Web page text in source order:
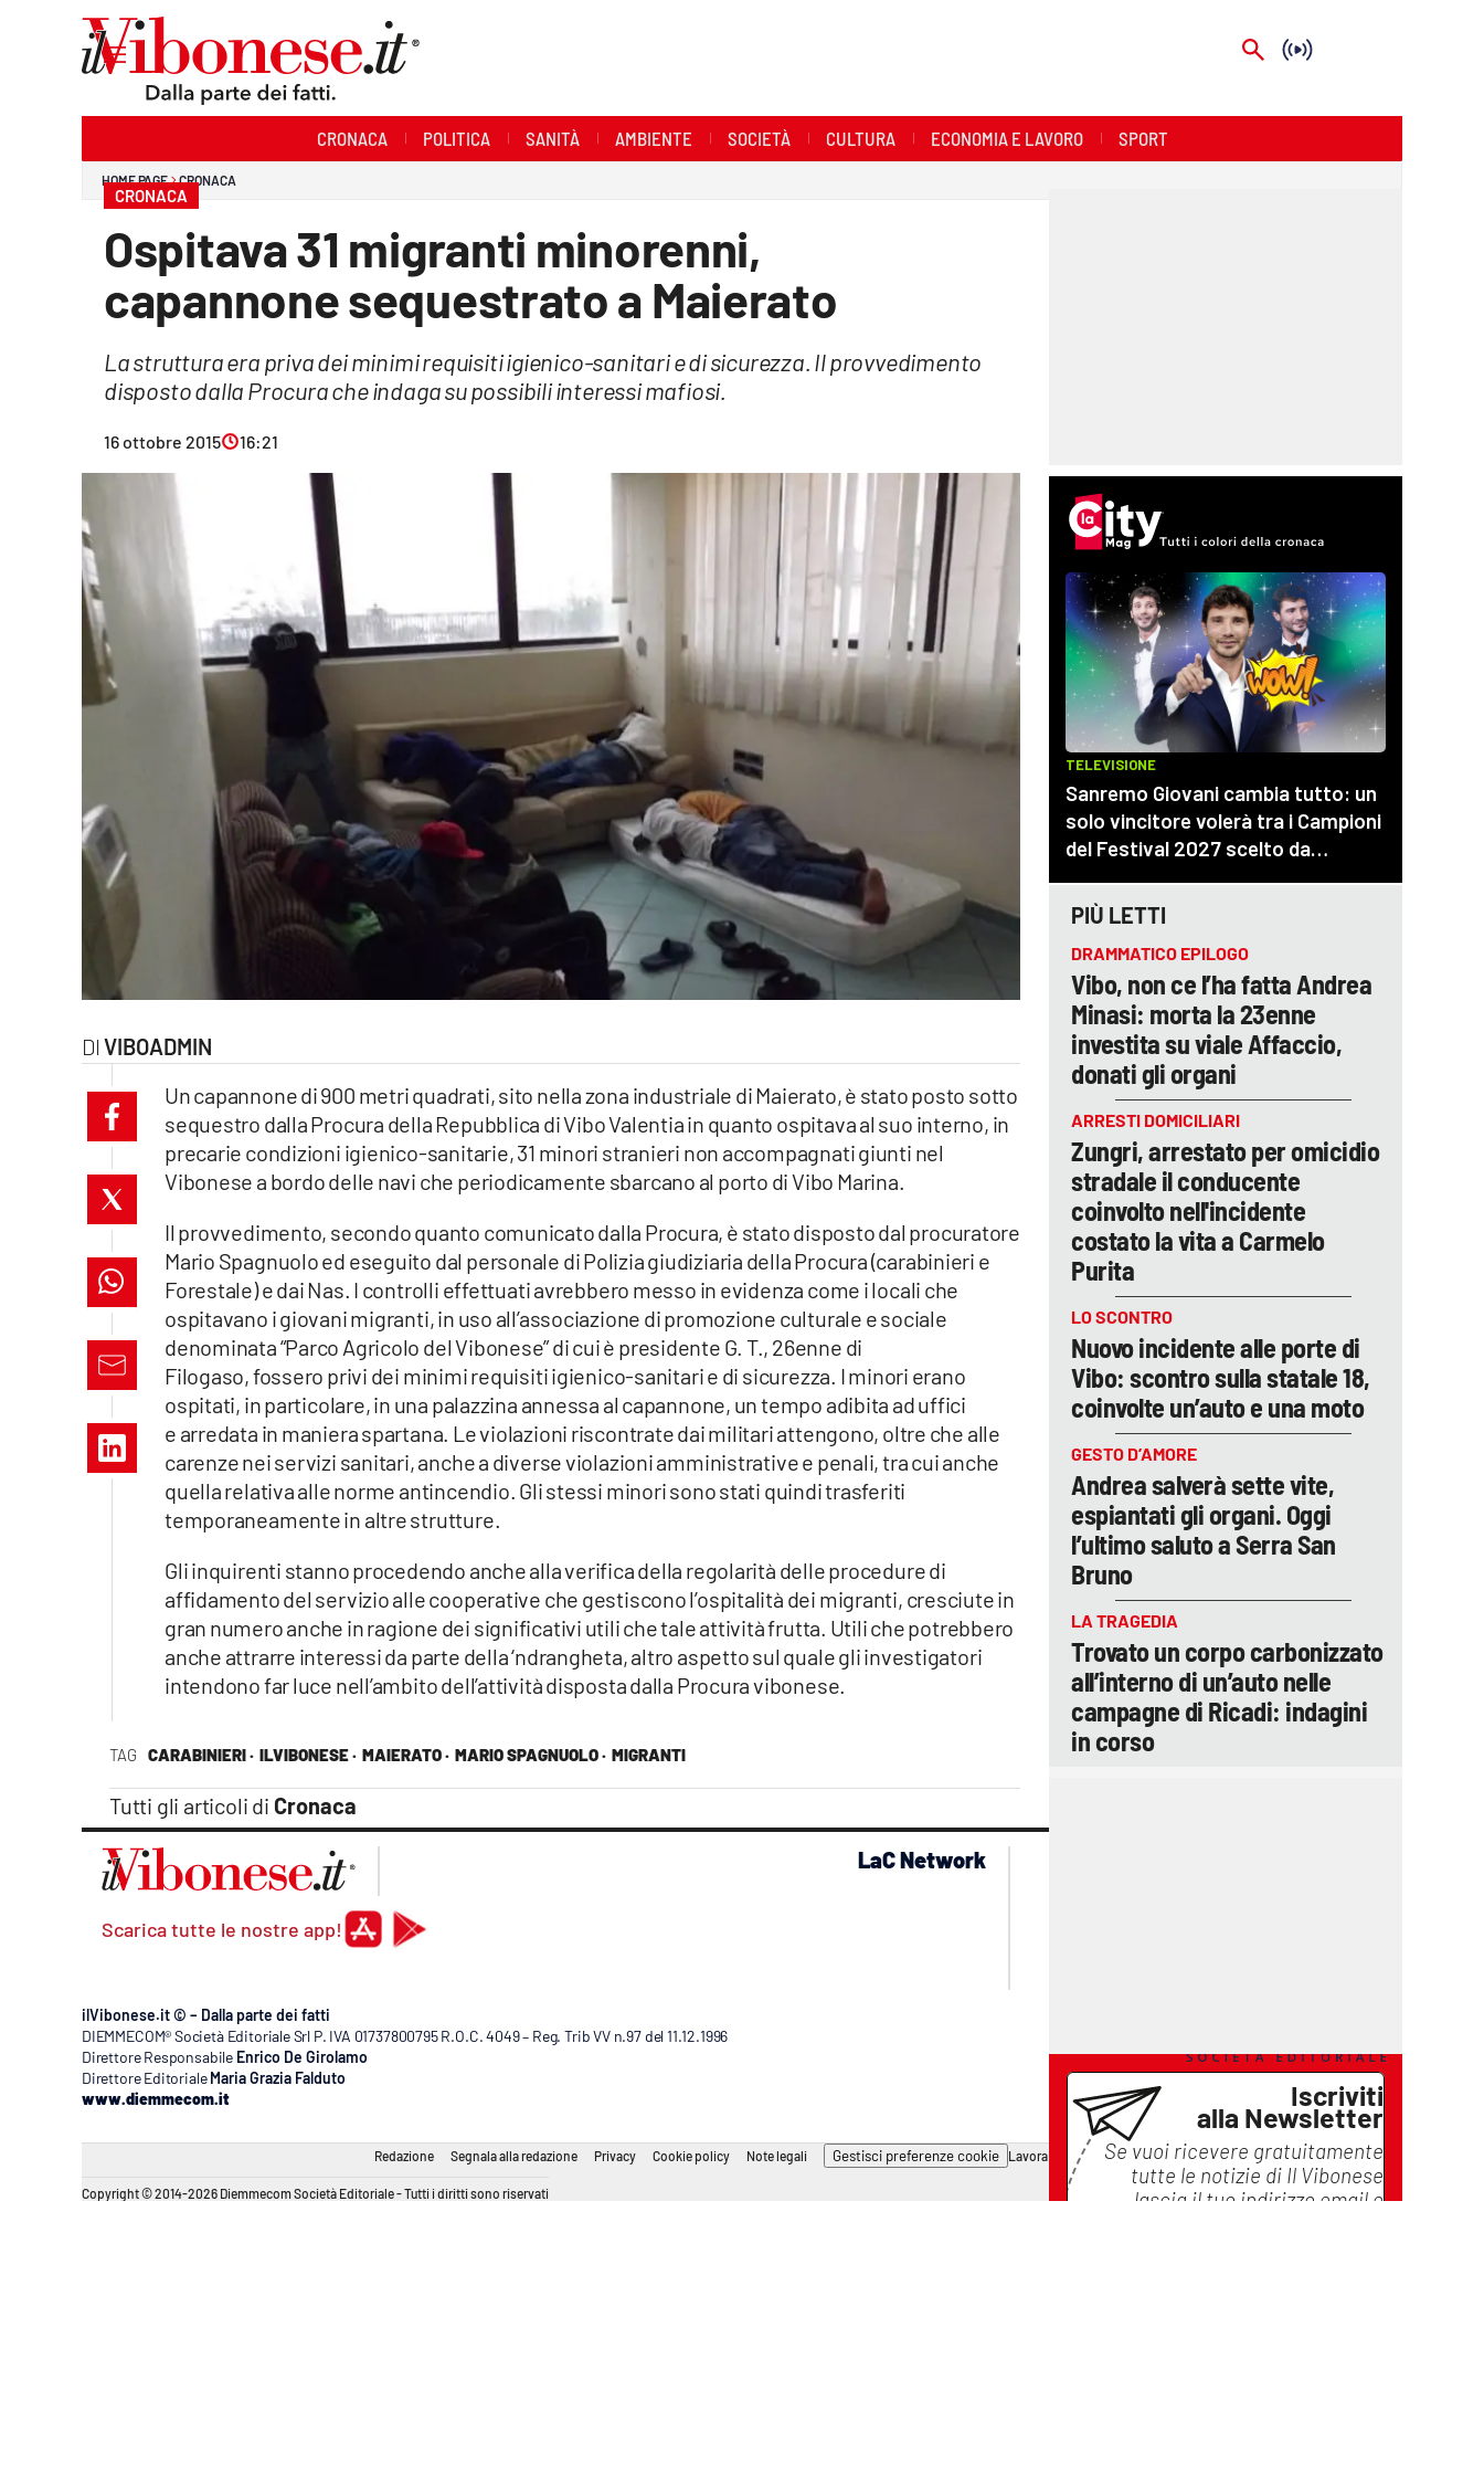
Streaming
lacitymag.it
cosenzachannel.it
ilvibonese.it
catanzarochannel.it
lacapitalenews.it
CRONACA POLITICA SANITÀ AMBIENTE SOCIETÀ CULTURA ECONOMIA E LAVORO SPORT
HOME PAGE CRONACA
CRONACA
Ospitava 31 migranti minorenni,
capannone sequestrato a Maierato
La struttura era priva dei minimi requisiti igienico-sanitari e di sicurezza. Il provvedimento
disposto dalla Procura che indaga su possibili interessi mafiosi.
16 ottobre 2015 16:21
VIBOADMIN
TAG CARABINIERI · ILVIBONESE · MAIERATO · MARIO SPAGNUOLO · MIGRANTI
Tutti gli articoli di Cronaca
Un capannone di 900 metri quadrati, sito nella zona industriale di Maierato, è stato posto sotto
sequestro dalla Procura della Repubblica di Vibo Valentia in quanto ospitava al suo interno, in
precarie condizioni igienico-sanitarie, 31 minori stranieri non accompagnati giunti nel
Vibonese a bordo delle navi che periodicamente sbarcano al porto di Vibo Marina.
Il provvedimento, secondo quanto comunicato dalla Procura, è stato disposto dal procuratore
Mario Spagnuolo ed eseguito dal personale di Polizia giudiziaria della Procura (carabinieri e
Forestale) e dai Nas. I controlli effettuati avrebbero messo in evidenza come i locali che
ospitavano i giovani migranti, in uso all’associazione di promozione culturale e sociale
denominata “Parco Agricolo del Vibonese” di cui è presidente G. T., 26enne di
Filogaso, fossero privi dei minimi requisiti igienico-sanitari e di sicurezza. I minori erano
ospitati, in particolare, in una palazzina annessa al capannone, un tempo adibita ad uffici
e arredata in maniera spartana. Le violazioni riscontrate dai militari attengono, oltre che alle
carenze nei servizi sanitari, anche a diverse violazioni amministrative e penali, tra cui anche
quella relativa alle norme antincendio. Gli stessi minori sono stati quindi trasferiti
temporaneamente in altre strutture.
Gli inquirenti stanno procedendo anche alla verifica della regolarità delle procedure di
affidamento del servizio alle cooperative che gestiscono l’ospitalità dei migranti, cresciute in
gran numero anche in ragione dei significativi utili che tale attività frutta. Utili che potrebbero
anche attrarre interessi da parte della ‘ndrangheta, altro aspetto sul quale gli investigatori
intendono far luce nell’ambito dell’attività disposta dalla Procura vibonese.
PIÙ LETTI
DRAMMATICO EPILOGO
Vibo, non ce l’ha fatta Andrea
Minasi: morta la 23enne
investita su viale Affaccio,
donati gli organi
ARRESTI DOMICILIARI
Zungri, arrestato per omicidio
stradale il conducente
coinvolto nell'incidente
costato la vita a Carmelo
Purita
LO SCONTRO
Nuovo incidente alle porte di
Vibo: scontro sulla statale 18,
coinvolte un’auto e una moto
GESTO D’AMORE
Andrea salverà sette vite,
espiantati gli organi. Oggi
l’ultimo saluto a Serra San
Bruno
LA TRAGEDIA
Trovato un corpo carbonizzato
all’interno di un’auto nelle
campagne di Ricadi: indagini
in corso
Iscriviti
alla Newsletter
Se vuoi ricevere gratuitamente
tutte le notizie di Il Vibonese
lascia il tuo indirizzo email e
Scarica tutte le nostre app!
LaC Network
ilVibonese.it © – Dalla parte dei fatti
DIEMMECOM® Società Editoriale Srl P. IVA 01737800795 R.O.C. 4049 – Reg. Trib VV n.97 del 11.12.1996
Direttore Responsabile Enrico De Girolamo
Direttore Editoriale Maria Grazia Falduto
www.diemmecom.it
Redazione Segnala alla redazione Privacy Cookie policy Note legali Gestisci preferenze cookie Lavora con noi
Copyright © 2014-2026 Diemmecom Società Editoriale - Tutti i diritti sono riservati